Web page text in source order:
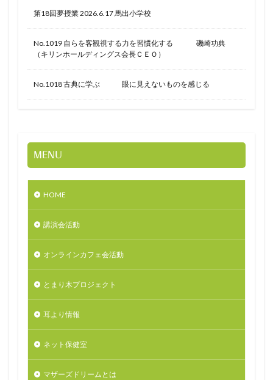
第18回夢授業 2026.6.17 馬出小学校
No.1019 自らを客観視する力を習慣化する 磯崎功典
（キリンホールディングス会長ＣＥＯ）
No.1018 古典に学ぶ 眼に見えないものを感じる
MENU
HOME
講演会活動
オンラインカフェ会活動
とまり木プロジェクト
耳より情報
ネット保健室
マザーズドリームとは